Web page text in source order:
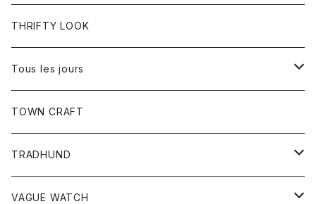
ワンピース
コート
トップス
Tシャツ
THRIFTY LOOK
Tous les jours
トップス
レディース
カットソー
TOWN CRAFT
TRADHUND
セーター
VAGUE WATCH